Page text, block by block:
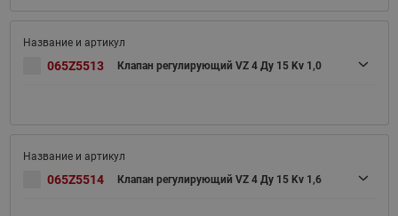
065Z5513 Клапан регулирующий VZ 4 Ду 15 Kv 1,0
065Z5514 Клапан регулирующий VZ 4 Ду 15 Kv 1,6